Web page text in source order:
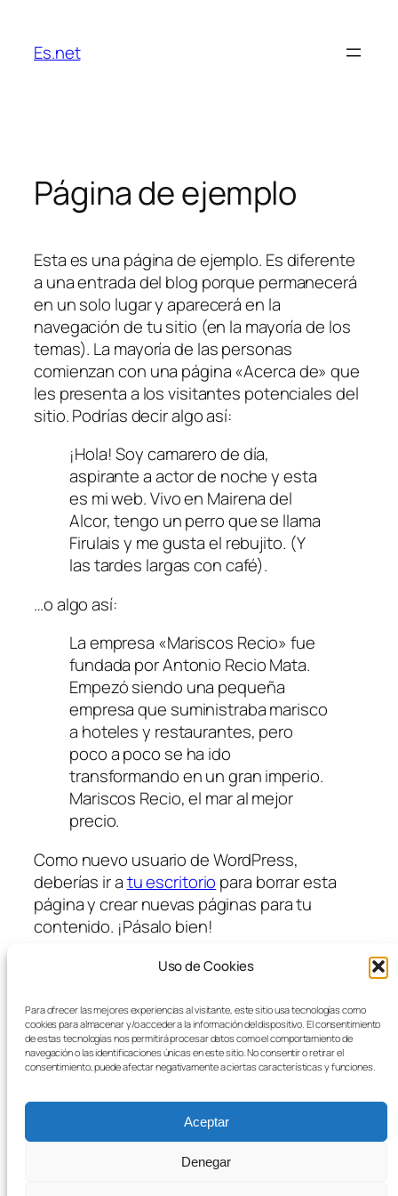
Uso de Cookies
Para ofrecer las mejores experiencias al visitante, este sitio usa tecnologías como
cookies para almacenar y/o acceder a la información del dispositivo. El consentimiento
de estas tecnologías nos permitirá procesar datos como el comportamiento de
navegación o las identificaciones únicas en este sitio. No consentir o retirar el
consentimiento, puede afectar negativamente a ciertas características y funciones.
Aceptar
Denegar
contenido
Es.net
Página de ejemplo
Esta es una página de ejemplo. Es diferente
a una entrada del blog porque permanecerá
en un solo lugar y aparecerá en la
navegación de tu sitio (en la mayoría de los
temas). La mayoría de las personas
comienzan con una página «Acerca de» que
les presenta a los visitantes potenciales del
sitio. Podrías decir algo así:
¡Hola! Soy camarero de día,
aspirante a actor de noche y esta
es mi web. Vivo en Mairena del
Alcor, tengo un perro que se llama
Firulais y me gusta el rebujito. (Y
las tardes largas con café).
…o algo así:
La empresa «Mariscos Recio» fue
fundada por Antonio Recio Mata.
Empezó siendo una pequeña
empresa que suministraba marisco
a hoteles y restaurantes, pero
poco a poco se ha ido
transformando en un gran imperio.
Mariscos Recio, el mar al mejor
precio.
Como nuevo usuario de WordPress,
deberías ir atu escritorio para borrar esta
página y crear nuevas páginas para tu
contenido. ¡Pásalo bien!
Es.net
Blog
Acerca de
FAQs
Eventos
Tienda
Patrones